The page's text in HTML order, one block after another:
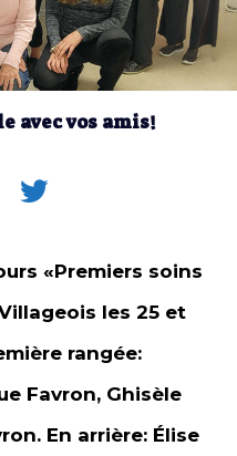
avec vos amis!
«Premiers soins
les 25 et
rangée:
Favron, Ghisèle
En arrière: Élise